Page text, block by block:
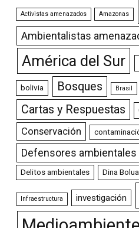
Activistas amenazados Amazonas
Ambientalistas
América del Sur
bolivia Bosques Brasil
Cartas y Respuestas
Conservación
Defensores ambientales
Delitos ambientales Dina
Infraestructura investigación